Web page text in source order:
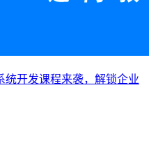
开发课程来袭，解锁企业